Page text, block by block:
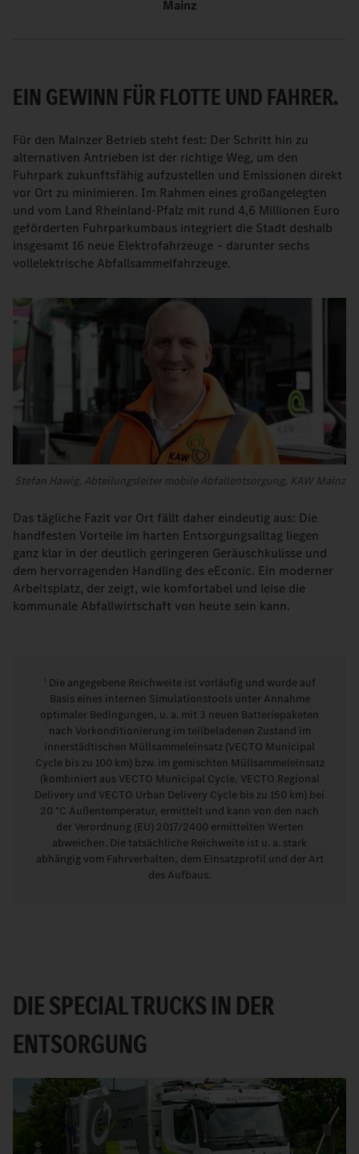
Mainz
EIN GEWINN FÜR FLOTTE UND FAHRER.
Für den Mainzer Betrieb steht fest: Der Schritt hin zu
alternativen Antrieben ist der richtige Weg, um den
Fuhrpark zukunftsfähig aufzustellen und Emissionen direkt
vor Ort zu minimieren. Im Rahmen eines großangelegten
und vom Land Rheinland-Pfalz mit rund 4,6 Millionen Euro
geförderten Fuhrparkumbaus integriert die Stadt deshalb
insgesamt 16 neue Elektrofahrzeuge – darunter sechs
vollelektrische Abfallsammelfahrzeuge.
Stefan Hawig, Abteilungsleiter mobile Abfallentsorgung, KAW Mainz
Das tägliche Fazit vor Ort fällt daher eindeutig aus: Die
handfesten Vorteile im harten Entsorgungsalltag liegen
ganz klar in der deutlich geringeren Geräuschkulisse und
dem hervorragenden Handling des eEconic. Ein moderner
Arbeitsplatz, der zeigt, wie komfortabel und leise die
kommunale Abfallwirtschaft von heute sein kann.
1 Die angegebene Reichweite ist vorläufig und wurde auf
Basis eines internen Simulationstools unter Annahme
optimaler Bedingungen, u. a. mit 3 neuen Batteriepaketen
nach Vorkonditionierung im teilbeladenen Zustand im
innerstädtischen Müllsammeleinsatz (VECTO Municipal
Cycle bis zu 100 km) bzw. im gemischten Müllsammeleinsatz
(kombiniert aus VECTO Municipal Cycle, VECTO Regional
Delivery und VECTO Urban Delivery Cycle bis zu 150 km) bei
20 °C Außentemperatur, ermittelt und kann von den nach
der Verordnung (EU) 2017/2400 ermittelten Werten
abweichen. Die tatsächliche Reichweite ist u. a. stark
abhängig vom Fahrverhalten, dem Einsatzprofil und der Art
des Aufbaus.
DIE SPECIAL TRUCKS IN DER
ENTSORGUNG